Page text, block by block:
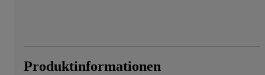
Produktinformationen